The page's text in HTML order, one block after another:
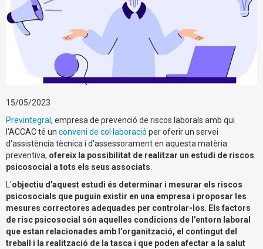
15/05/2023
Previntegral , empresa de prevenció de riscos laborals amb qui
l'ACCAC té un conveni de col·laboració per oferir un servei
d'assistència tècnica i d'assessorament en aquesta matèria
preventiva, ofereix la possibilitat de realitzar un estudi de riscos
psicosocial a tots els seus associats
L'objectiu d'aquest estudi és determinar i mesurar els riscos
psicosocials que puguin existir en una empresa i proposar les
mesures correctores adequades per controlar-los
Els factors
de risc psicosocial són aquelles condicions de l’entorn laboral
que estan relacionades amb l’organització, el contingut del
treball i la realització de la tasca i que poden afectar a la salut